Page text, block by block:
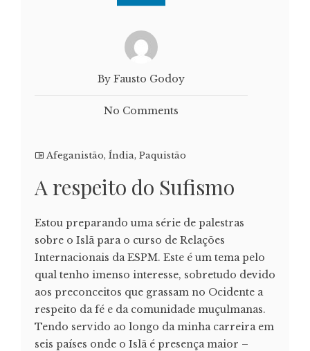
By Fausto Godoy
No Comments
Afeganistão, Índia, Paquistão
A respeito do Sufismo
Estou preparando uma série de palestras
sobre o Islã para o curso de Relações
Internacionais da ESPM. Este é um tema pelo
qual tenho imenso interesse, sobretudo devido
aos preconceitos que grassam no Ocidente a
respeito da fé e da comunidade muçulmanas.
Tendo servido ao longo da minha carreira em
seis países onde o Islã é presença maior –